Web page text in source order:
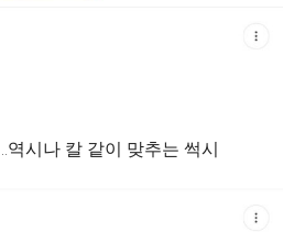
역시나 칼 같이 맞추는 썩시